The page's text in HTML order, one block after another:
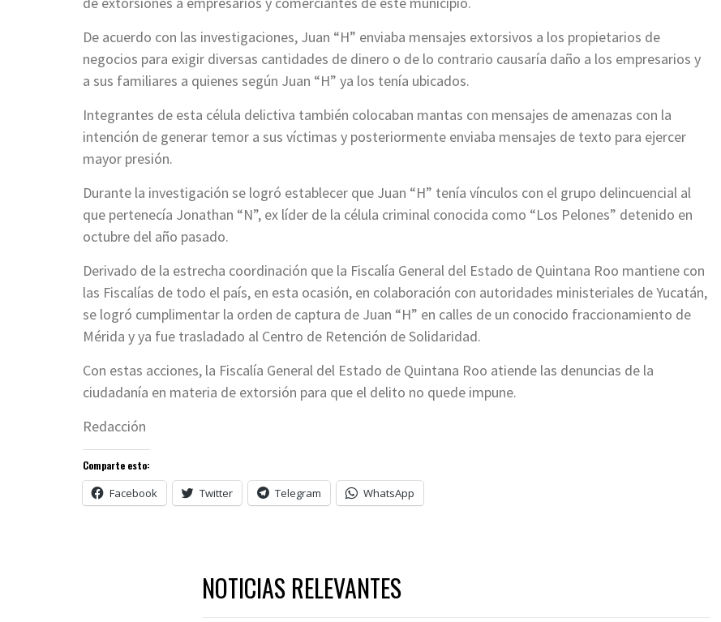
De acuerdo con las investigaciones, Juan “H” enviaba mensajes extorsivos a los propietarios de
negocios para exigir diversas cantidades de dinero o de lo contrario causaría daño a los empresarios y
a sus familiares a quienes según Juan “H” ya los tenía ubicados.
Integrantes de esta célula delictiva también colocaban mantas con mensajes de amenazas con la
intención de generar temor a sus víctimas y posteriormente enviaba mensajes de texto para ejercer
mayor presión.
Durante la investigación se logró establecer que Juan “H” tenía vínculos con el grupo delincuencial al
que pertenecía Jonathan “N”, ex líder de la célula criminal conocida como “Los Pelones” detenido en
octubre del año pasado.
Derivado de la estrecha coordinación que la Fiscalía General del Estado de Quintana Roo mantiene con
las Fiscalías de todo el país, en esta ocasión, en colaboración con autoridades ministeriales de Yucatán,
se logró cumplimentar la orden de captura de Juan “H” en calles de un conocido fraccionamiento de
Mérida y ya fue trasladado al Centro de Retención de Solidaridad.
Con estas acciones, la Fiscalía General del Estado de Quintana Roo atiende las denuncias de la
ciudadanía en materia de extorsión para que el delito no quede impune.
Redacción
Comparte esto:
Facebook Twitter Telegram WhatsApp
NOTICIAS RELEVANTES